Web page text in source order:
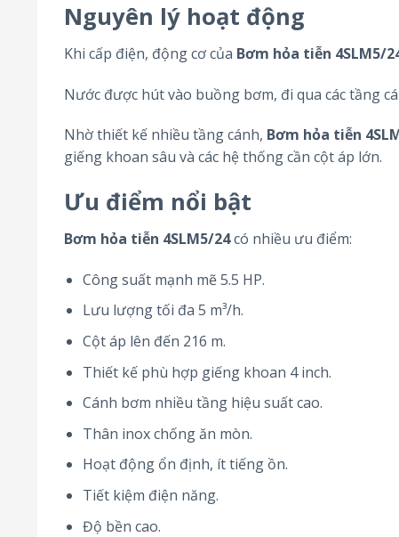
Nguyên lý hoạt động
Khi cấp điện, động cơ của Bơm hỏa tiễn 4SLM5/
Nước được hút vào buồng bơm, đi qua các tầng
Nhờ thiết kế nhiều tầng cánh, Bơm hỏa tiễn
giếng khoan sâu và các hệ thống cần cột áp lớn.
Ưu điểm nổi bật
Bơm hỏa tiễn 4SLM5/24có nhiều ưu điểm:
Công suất mạnh mẽ 5.5 HP.
Lưu lượng tối đa 5 m³/h.
Cột áp lên đến 216 m.
Thiết kế phù hợp giếng khoan 4 inch.
Cánh bơm nhiều tầng hiệu suất cao.
Thân inox chống ăn mòn.
Hoạt động ổn định, ít tiếng ồn.
Tiết kiệm điện năng.
Độ bền cao.